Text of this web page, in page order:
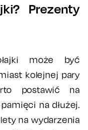
Prezenty
może być
kolejnej pary
postawić na
na dłużej.
na wydarzenia